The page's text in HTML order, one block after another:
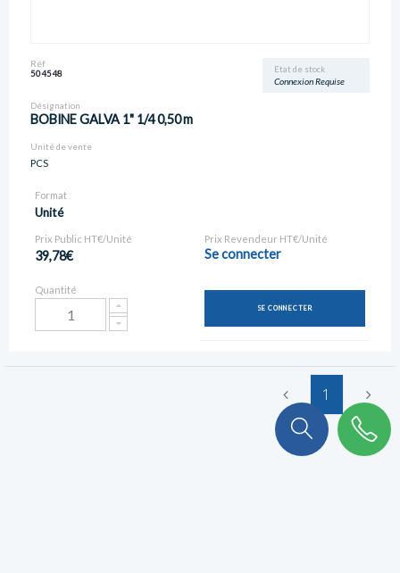
Etat de stock
Connexion Requise
Réf
504548
Désignation
BOBINE GALVA 1" 1/4 0,50 m
Unité de vente
PCS
Format
Unité
Prix Public HT€/Unité
39,78€
Prix Revendeur HT€/Unité
Se connecter
Quantité
SE CONNECTER
1